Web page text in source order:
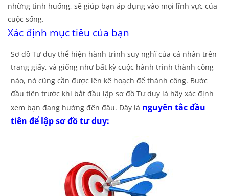
những tình huống, sẽ giúp bạn áp dụng vào mọi lĩnh vực của
cuộc sống.
Xác định mục tiêu của bạn
Sơ đồ Tư duy thể hiện hành trình suy nghĩ của cá nhân trên
trang giấy, và giống như bất kỳ cuộc hành trình thành công
nào, nó cũng cần được lên kế hoạch để thành công. Bước
đầu tiên trước khi bắt đầu lập sơ đồ Tư duy là hãy xác định
xem bạn đang hướng đến đâu. Đây là nguyên tắc đầu
tiên để lập sơ đồ tư duy: